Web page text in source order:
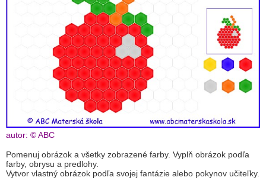
autor: © ABC
Pomenuj obrázok a všetky zobrazené farby. Vyplň obrázok podľa
farby, obrysu a predlohy.
Vytvor vlastný obrázok podľa svojej fantázie alebo pokynov učiteľky.